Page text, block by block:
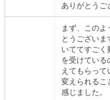
ありがとうご
まず、この
とうございま
いててすごく
を受けている
えてもらって
変えられるこ
感じました。